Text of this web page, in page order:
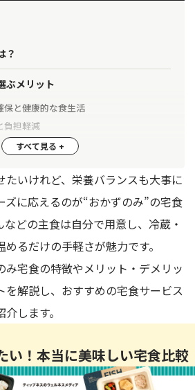
？
ぶメリット
保と健康的な食生活
負担軽減
ロスの削減
わせて食べられる
際のポイント
の有無
法
かどうか
の有無
ュ) - ヘルシーで豊富なメニュー
つくりおき.jp） - 手作りのおいしさをそ
たいけれど、栄養バランスも大事に
ズに応えるのが“おかずのみ”の宅食
どの主食は自分で用意し、冷蔵・
るだけの手軽さが魅力です。
み宅食の特徴やメリット・デメリッ
を解説し、おすすめの宅食サービス
します。
い！本当に美味しい宅食比較